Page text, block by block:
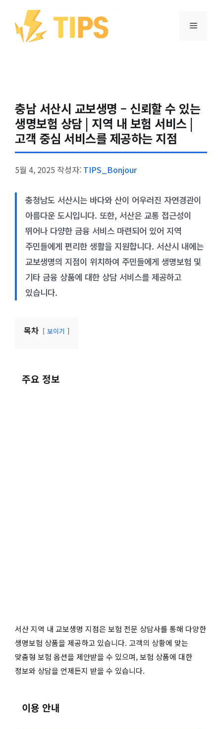
건너뛰기
메뉴
충남 서산시 교보생명 – 신뢰할 수 있는
생명보험 상담 | 지역 내 보험 서비스 |
고객 중심 서비스를 제공하는 지점
5월 4, 2025 작성자: TIPS_Bonjour
충청남도 서산시는 바다와 산이 어우러진 자연경관이
아름다운 도시입니다. 또한, 서산은 교통 접근성이
뛰어나 다양한 금융 서비스 마련되어 있어 지역
주민들에게 편리한 생활을 지원합니다. 서산시 내에는
교보생명의 지점이 위치하여 주민들에게 생명보험 및
기타 금융 상품에 대한 상담 서비스를 제공하고
있습니다.
목차 보이기
주요 정보
서산 지역 내 교보생명 지점은 보험 전문 상담사를 통해 다양한
생명보험 상품을 제공하고 있습니다. 고객의 상황에 맞는
맞춤형 보험 옵션을 제안받을 수 있으며, 보험 상품에 대한
정보와 상담을 언제든지 받을 수 있습니다.
이용 안내